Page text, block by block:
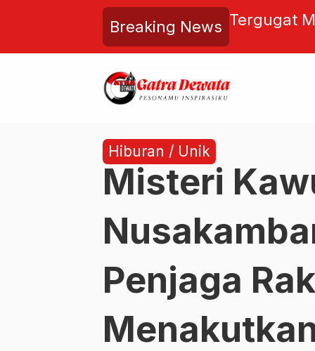
Breaking News
Terhenti, Penyegelan
Picu Sorotan Publik
Tergugat
Hiburan / Unik
Misteri
Penjaga